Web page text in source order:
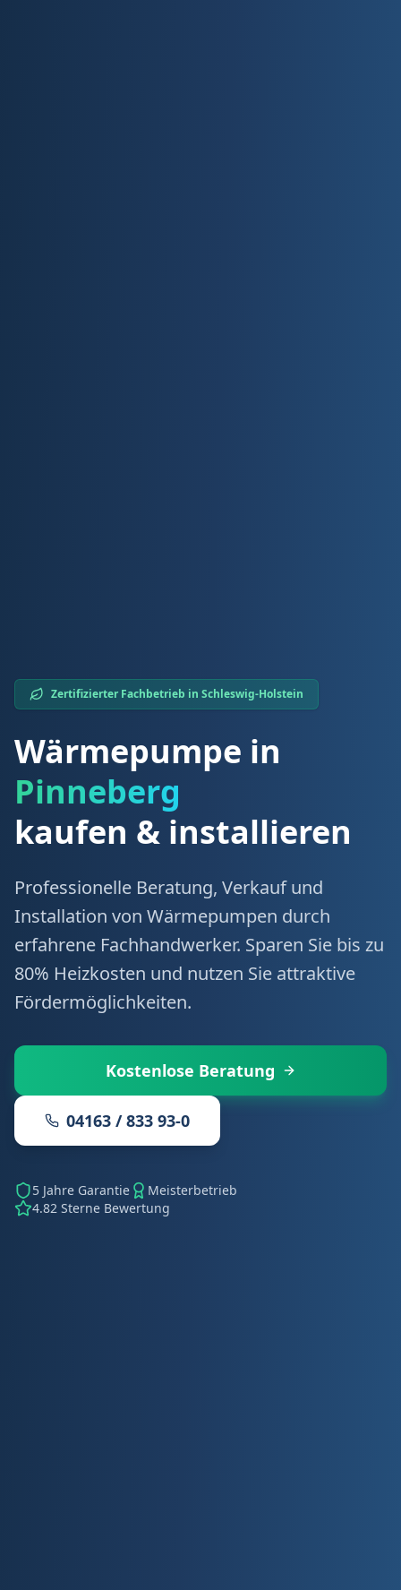
Zertifizierter Fachbetrieb in Schleswig-Holstein
Wärmepumpe in
Pinneberg
kaufen & installieren
Professionelle Beratung, Verkauf und
Installation von Wärmepumpen durch
erfahrene Fachhandwerker. Sparen Sie bis zu
80% Heizkosten und nutzen Sie attraktive
Fördermöglichkeiten.
Kostenlose Beratung
04163 / 833 93-0
5 Jahre Garantie
Meisterbetrieb
4.82 Sterne Bewertung